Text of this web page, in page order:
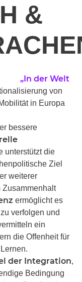
&
„In der Welt
von
in Europa
bessere
unterstützt die
Ziel
weiterer
Zusammenhalt
ermöglicht es
verfolgen und
ein
die Offenheit für
der Integration,
Bedingung